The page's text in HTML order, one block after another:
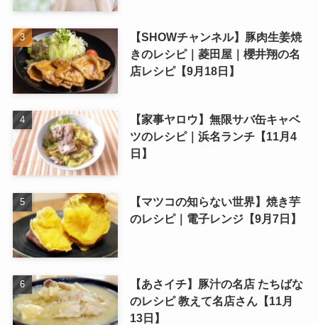
【SHOWチャンネル】豚肉生姜焼
きのレシピ｜菱田屋｜櫻井翔の名
店レシピ【9月18日】
【家事ヤロウ】無限サバ缶キャベ
ツのレシピ｜浜名ランチ【11月4
日】
【マツコの知らない世界】焼き芋
のレシピ｜電子レンジ【9月7日】
【あさイチ】豚汁の名店 たちばな
のレシピ 教えて名店さん【11月
13日】